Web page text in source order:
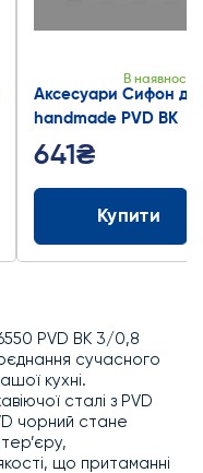
В наявності
Аксесуари Сифон
handmade PVD BK
641₴
Купити
PVD BK 3/0,8
сучасного
кухні.
сталі з PVD
чорний стане
що притаманні